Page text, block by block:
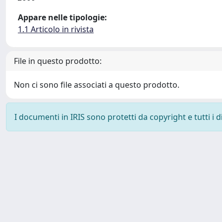
Appare nelle tipologie:
1.1 Articolo in rivista
File in questo prodotto:
Non ci sono file associati a questo prodotto.
I documenti in IRIS sono protetti da copyright e tutti i